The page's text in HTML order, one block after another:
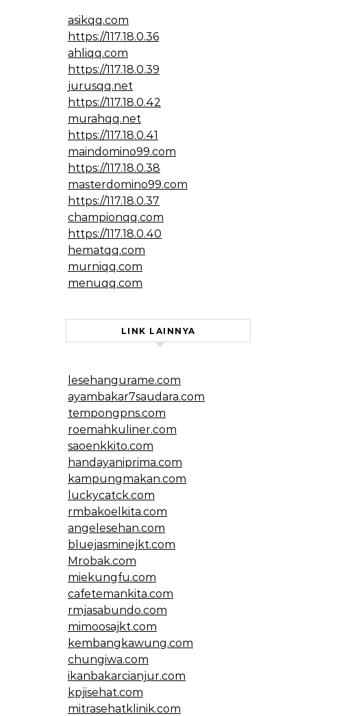
asikqq.com
https://117.18.0.36
ahliqq.com
https://117.18.0.39
jurusqq.net
https://117.18.0.42
murahqq.net
https://117.18.0.41
maindomino99.com
https://117.18.0.38
masterdomino99.com
https://117.18.0.37
championqq.com
https://117.18.0.40
hematqq.com
murniqq.com
menuqq.com
LINK LAINNYA
lesehangurame.com
ayambakar7saudara.com
tempongpns.com
roemahkuliner.com
saoenkkito.com
handayaniprima.com
kampungmakan.com
luckycatck.com
rmbakoelkita.com
angelesehan.com
bluejasminejkt.com
Mrobak.com
miekungfu.com
cafetemankita.com
rmjasabundo.com
mimoosajkt.com
kembangkawung.com
chungiwa.com
ikanbakarcianjur.com
kpjisehat.com
mitrasehatklinik.com